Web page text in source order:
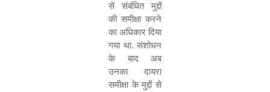
से संबंधित मुद्दों
की समीक्षा करने
का अधिकार दिया
गया था. संशोधन
के बाद अब
उनका दायरा
समीक्षा के मुद्दों से